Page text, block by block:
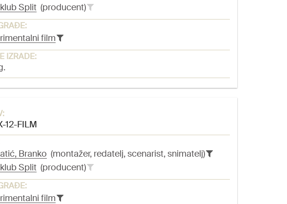
Split(producent)
film
IZRADE:
12-FILM
Branko (montažer, redatelj, scenarist, snimatelj)
Split(producent)
film